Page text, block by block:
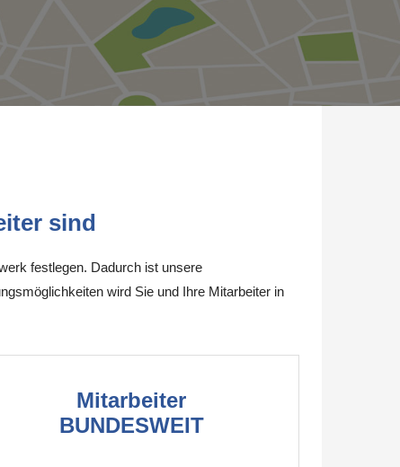
sind
festlegen. Dadurch ist unsere
wird Sie und Ihre Mitarbeiter in
Mitarbeiter
BUNDESWEIT